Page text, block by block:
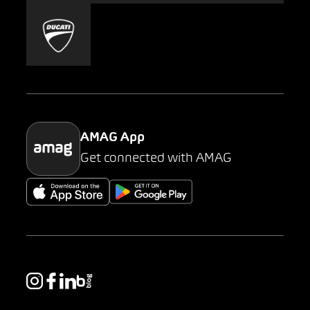
Mobility-as-a-Service
Parking
AMAG App
Get connected with AMAG